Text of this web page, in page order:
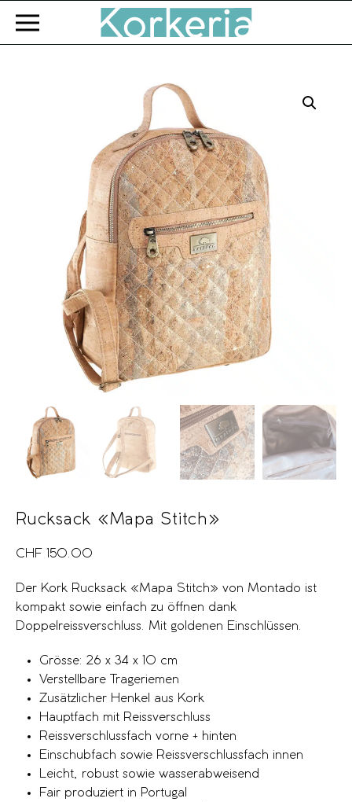
Zum Hauptinhalt springen
Rucksack «Mapa Stitch»
CHF 150.00
Der Kork Rucksack «Mapa Stitch» von Montado ist
kompakt sowie einfach zu öffnen dank
Doppelreissverschluss. Mit goldenen Einschlüssen.
Grösse: 26 x 34 x 10 cm
Verstellbare Trageriemen
Zusätzlicher Henkel aus Kork
Hauptfach mit Reissverschluss
Reissverschlussfach vorne + hinten
Einschubfach sowie Reissverschlussfach innen
Leicht, robust sowie wasserabweisend
Fair produziert in Portugal